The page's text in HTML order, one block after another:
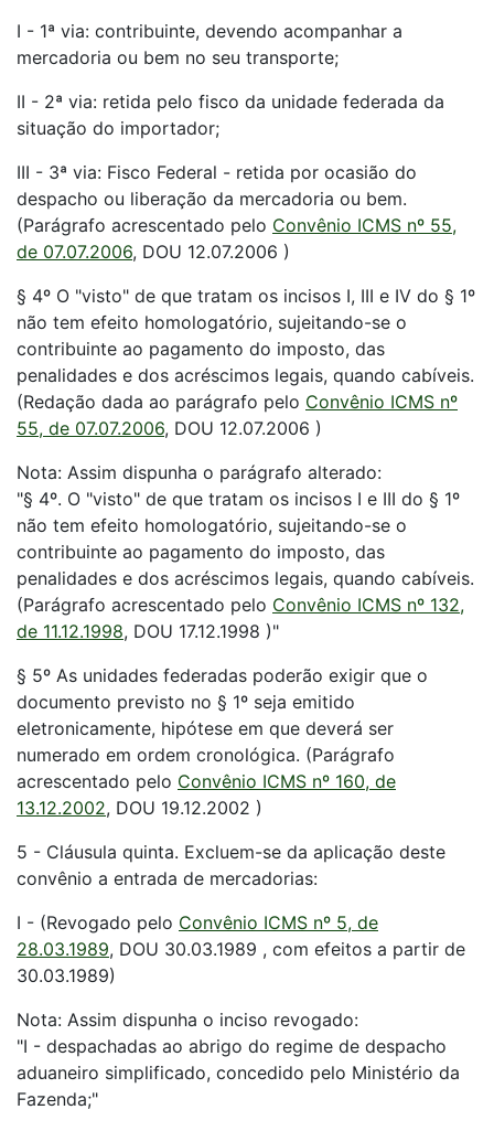
I - 1ª via: contribuinte, devendo acompanhar a
mercadoria ou bem no seu transporte;
II - 2ª via: retida pelo fisco da unidade federada da
situação do importador;
III - 3ª via: Fisco Federal - retida por ocasião do
despacho ou liberação da mercadoria ou bem.
(Parágrafo acrescentado pelo Convênio ICMS nº 55,
de 07.07.2006, DOU 12.07.2006 )
§ 4º O "visto" de que tratam os incisos I, III e IV do § 1º
não tem efeito homologatório, sujeitando-se o
contribuinte ao pagamento do imposto, das
penalidades e dos acréscimos legais, quando cabíveis.
(Redação dada ao parágrafo pelo Convênio ICMS nº
55, de 07.07.2006, DOU 12.07.2006 )
Nota: Assim dispunha o parágrafo alterado:
"§ 4º. O "visto" de que tratam os incisos I e III do § 1º
não tem efeito homologatório, sujeitando-se o
contribuinte ao pagamento do imposto, das
penalidades e dos acréscimos legais, quando cabíveis.
(Parágrafo acrescentado pelo Convênio ICMS nº 132,
de 11.12.1998, DOU 17.12.1998 )"
§ 5º As unidades federadas poderão exigir que o
documento previsto no § 1º seja emitido
eletronicamente, hipótese em que deverá ser
numerado em ordem cronológica. (Parágrafo
acrescentado pelo Convênio ICMS nº 160, de
13.12.2002, DOU 19.12.2002 )
5 - Cláusula quinta. Excluem-se da aplicação deste
convênio a entrada de mercadorias:
I - (Revogado pelo Convênio ICMS nº 5, de
28.03.1989, DOU 30.03.1989 , com efeitos a partir de
30.03.1989)
Nota: Assim dispunha o inciso revogado:
"I - despachadas ao abrigo do regime de despacho
aduaneiro simplificado, concedido pelo Ministério da
Fazenda;"